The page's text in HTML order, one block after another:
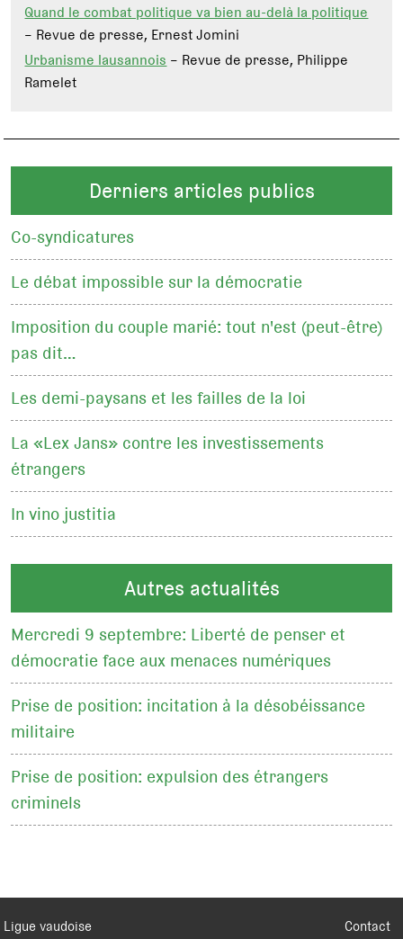
Quand le combat politique va bien au-delà la politique
– Revue de presse, Ernest Jomini
Urbanisme lausannois– Revue de presse, Philippe
Ramelet
Derniers articles publics
Co-syndicatures
Le débat impossible sur la démocratie
Imposition du couple marié: tout n'est (peut-être)
pas dit…
Les demi-paysans et les failles de la loi
La «Lex Jans» contre les investissements
étrangers
In vino justitia
Autres actualités
Mercredi 9 septembre: Liberté de penser et
démocratie face aux menaces numériques
Prise de position: incitation à la désobéissance
militaire
Prise de position: expulsion des étrangers
criminels
Contact
Ligue vaudoise